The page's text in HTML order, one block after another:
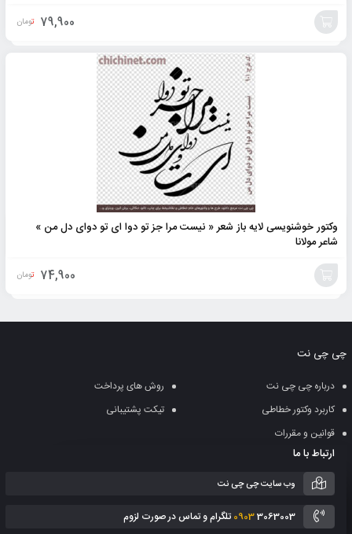
79,900 تومان
وکتور خوشنویسی لایه باز شعر « نیست مرا جز تو دوا ای تو دوای دل من »
شاعر مولانا
74,900 تومان
سبد
چی چی نت
درباره چی چی نت
روش های پرداخت
کاربرد وکتور خطاطی
تیکت پشتیبانی
قوانین و مقررات
ارتباط با ما
وب سایت چی چی نت
09033063003 تلگرام و تماس در صورت لزوم